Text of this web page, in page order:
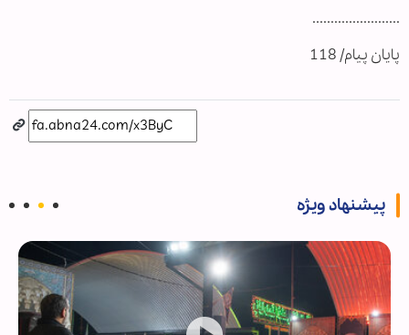
........................
پایان پیام/ 118
پیشنهاد ویژه